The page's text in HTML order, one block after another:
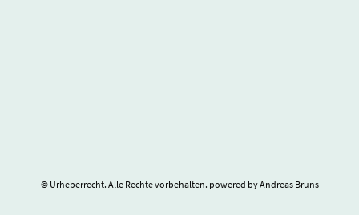
© Urheberrecht. Alle Rechte vorbehalten. powered by Andreas Bruns